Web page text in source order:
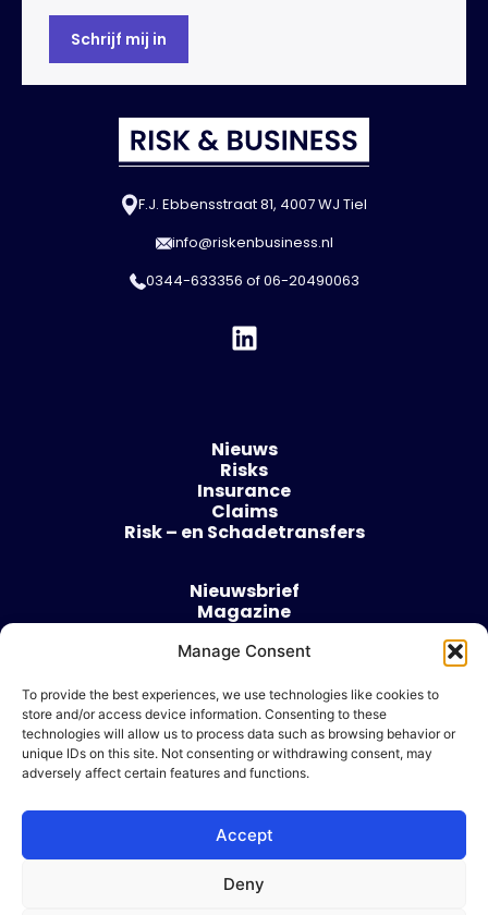
Manage Consent
To provide the best experiences, we use technologies like cookies to
store and/or access device information. Consenting to these
technologies will allow us to process data such as browsing behavior or
unique IDs on this site. Not consenting or withdrawing consent, may
adversely affect certain features and functions.
Accept
Deny
F.J. Ebbensstraat 81, 4007 WJ Tiel
info@riskenbusiness.nl
0344-633356 of06-20490063
Nieuws
Risks
Insurance
Claims
Risk – en Schadetransfers
Nieuwsbrief
Magazine
Over
Algemene voorwaarden
Cookie beleid
Ik wil adverteren